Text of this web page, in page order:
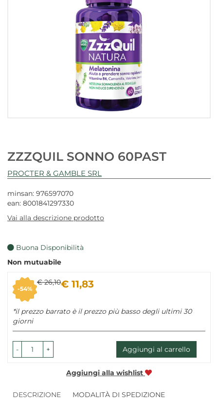
ZZZQUIL SONNO 60PAST
PROCTER & GAMBLE SRL
minsan: 976597070
ean: 8001841297330
Vai alla descrizione prodotto
Buona Disponibilità
Non mutuabile
Sconto
del54%
€ 26,10Prezzo
scontato
€ 11,83
*il prezzo barrato è il prezzo più basso degli ultimi 30
giorni
- + Aggiungi al carrello
Aggiungi alla wishlist
DESCRIZIONE
MODALITÀ DI SPEDIZIONE